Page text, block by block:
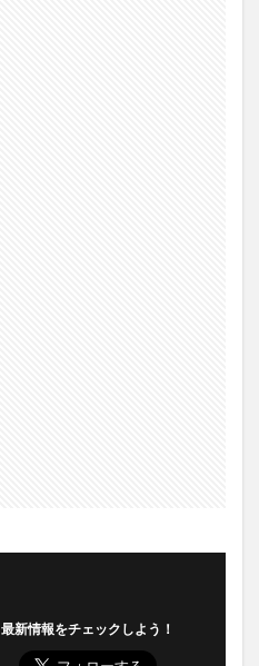
最新情報をチェックしよう！